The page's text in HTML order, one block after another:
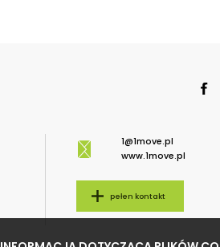
1@1move.pl
www.1move.pl
pełen kontakt